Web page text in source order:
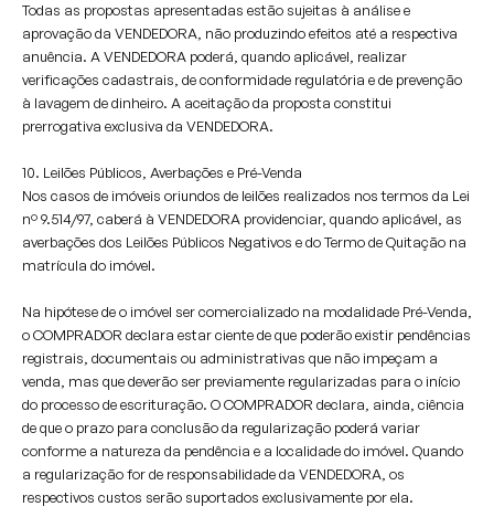
Todas as propostas apresentadas estão sujeitas à análise e
aprovação da VENDEDORA, não produzindo efeitos até a respectiva
anuência. A VENDEDORA poderá, quando aplicável, realizar
verificações cadastrais, de conformidade regulatória e de prevenção
à lavagem de dinheiro. A aceitação da proposta constitui
prerrogativa exclusiva da VENDEDORA.
10. Leilões Públicos, Averbações e Pré-Venda
Nos casos de imóveis oriundos de leilões realizados nos termos da Lei
nº 9.514/97, caberá à VENDEDORA providenciar, quando aplicável, as
averbações dos Leilões Públicos Negativos e do Termo de Quitação na
matrícula do imóvel.
Na hipótese de o imóvel ser comercializado na modalidade Pré-Venda,
o COMPRADOR declara estar ciente de que poderão existir pendências
registrais, documentais ou administrativas que não impeçam a
venda, mas que deverão ser previamente regularizadas para o início
do processo de escrituração. O COMPRADOR declara, ainda, ciência
de que o prazo para conclusão da regularização poderá variar
conforme a natureza da pendência e a localidade do imóvel. Quando
a regularização for de responsabilidade da VENDEDORA, os
respectivos custos serão suportados exclusivamente por ela.